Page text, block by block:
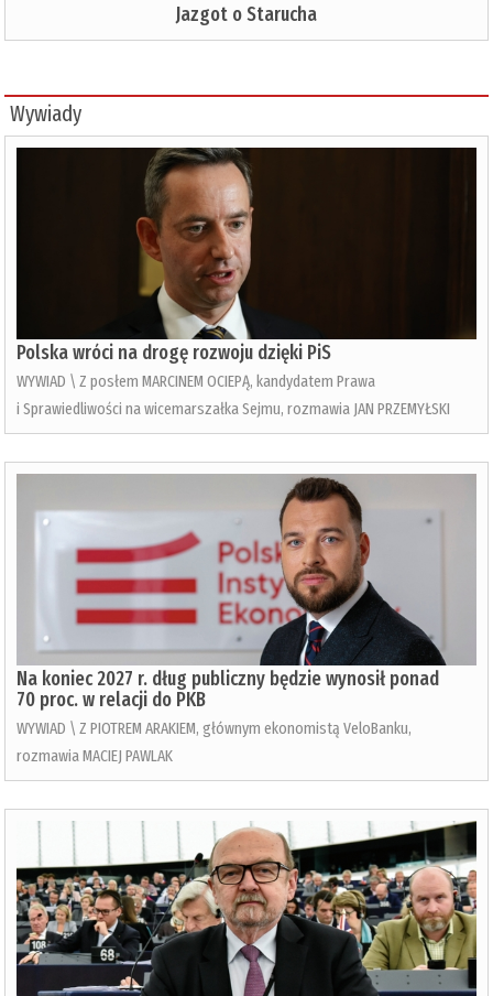
Jazgot o Starucha
Wywiady
Polska wróci na drogę rozwoju dzięki PiS
WYWIAD \ Z posłem MARCINEM OCIEPĄ, kandydatem Prawa
i Sprawiedliwości na wicemarszałka Sejmu, rozmawia JAN PRZEMYŁSKI
Na koniec 2027 r. dług publiczny będzie wynosił ponad
70 proc. w relacji do PKB
WYWIAD \ Z PIOTREM ARAKIEM, głównym ekonomistą VeloBanku,
rozmawia MACIEJ PAWLAK